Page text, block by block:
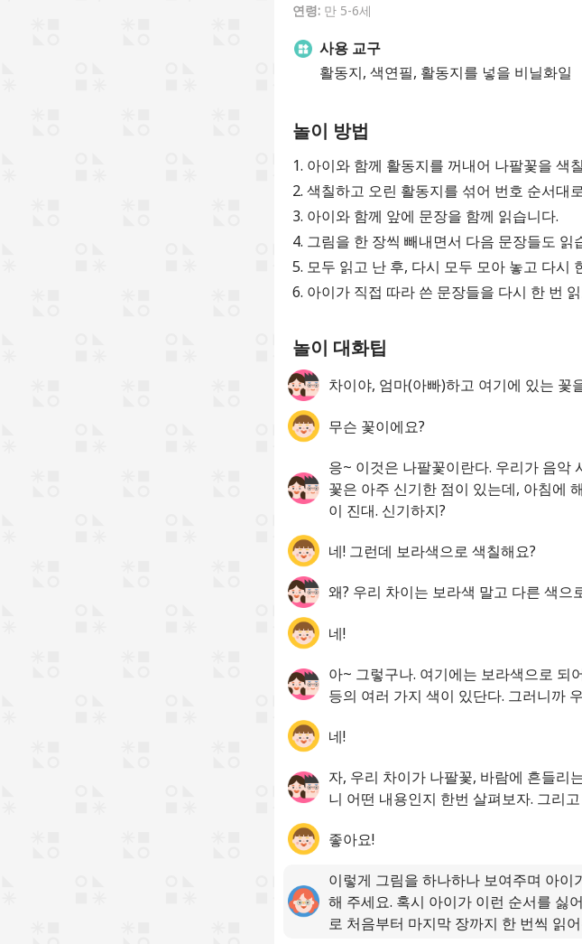
연령: 만 5-6세
사용 교구
활동지, 색연필, 활동지를 넣을 비닐화일
놀이 방법
1. 아이와 함께 활동지를 꺼내어 나팔꽃을 색
2. 색칠하고 오린 활동지를 섞어 번호 순서대
3. 아이와 함께 앞에 문장을 함께 읽습니다.
4. 그림을 한 장씩 빼내면서 다음 문장들도 읽
5. 모두 읽고 난 후, 다시 모두 모아 놓고 다시
6. 아이가 직접 따라 쓴 문장들을 다시 한 번
놀이 대화팁
차이야, 엄마(아빠)하고 여기에 있는 꽃
무슨 꽃이에요?
응~ 이것은 나팔꽃이란다. 우리가 음악
꽃은 아주 신기한 점이 있는데, 아침에
이 진대. 신기하지?
네! 그런데 보라색으로 색칠해요?
왜? 우리 차이는 보라색 말고 다른 색으
네!
아~ 그렇구나. 여기에는 보라색으로 되
등의 여러 가지 색이 있단다. 그러니까
네!
자, 우리 차이가 나팔꽃, 바람에 흔들리
니 어떤 내용인지 한번 살펴보자. 그리
좋아요!
이렇게 그림을 하나하나 보여주며 아
해 주세요. 혹시 아이가 이런 순서를 싫
로 처음부터 마지막 장까지 한 번씩 읽